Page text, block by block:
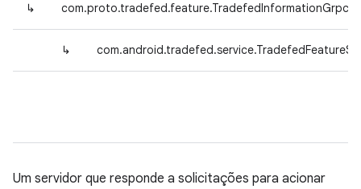
↳
↳
Um servidor que responde a solicitações para acionar